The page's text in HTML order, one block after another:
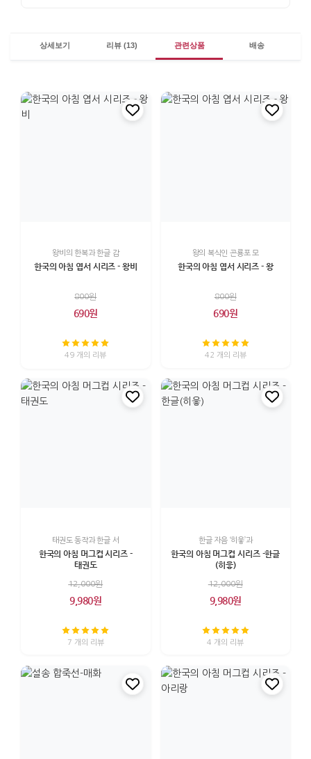
상세보기 리뷰 (13) 관련상품 배송
왕비의 한복과 한글 감
한국의 아침 엽서 시리즈 - 왕비
800원
690원
49 개의 리뷰
왕의 복식인 곤룡포 모
한국의 아침 엽서 시리즈 - 왕
800원
690원
42 개의 리뷰
태권도 동작과 한글 서
한국의 아침 머그컵 시리즈 -
태권도
12,000원
9,980원
7 개의 리뷰
한글 자음 ‘히읗’과
한국의 아침 머그컵 시리즈 -한글
(히읗)
12,000원
9,980원
4 개의 리뷰